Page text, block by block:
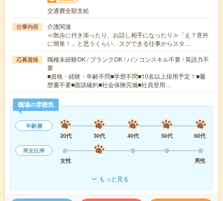
交通費全額支給
仕事内容
介護関連
≪散歩に付き添ったり、お話し相手になったり≫「え？意外
に簡単！」と思うくらい、スグできる仕事からスタ…
応募資格
職種未経験OK / ブランクOK / パソコンスキル不要 / 英語力不
要
■資格・経験・年齢不問■学歴不問■10名以上採用予定！■履
歴書不要■面談確約■社会保険完備■社員登用…
職場の雰囲気
年齢層
20代
30代 40代 50代
60代
男女比率
女性
男性
もっと見る